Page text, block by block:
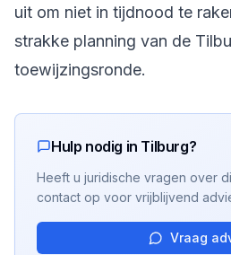
uit om niet in tijdnood te
strakke planning van de
toewijzingsronde.
Hulp nodig in Tilburg?
Heeft u juridische vragen over
contact op voor vrijblijvend
Vraag